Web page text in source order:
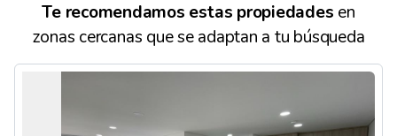
Te recomendamos estas propiedades en
zonas cercanas que se adaptan a tu búsqueda